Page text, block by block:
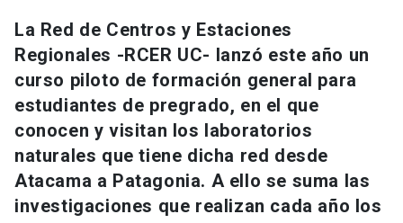
Estudiantes
Académicos
Personal
launch
ACCESOS DIRECTOS
Admisión launch
Mi Cuenta UC launch
Correo UC launch
Mi Portal UC
La Red de Centros y Estaciones
Regionales -RCER UC- lanzó este año un
curso piloto de formación general para
estudiantes de pregrado, en el que
conocen y visitan los laboratorios
naturales que tiene dicha red desde
Atacama a Patagonia. A ello se suma las
investigaciones que realizan cada año los